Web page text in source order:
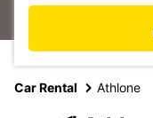
Car Rental Athlone